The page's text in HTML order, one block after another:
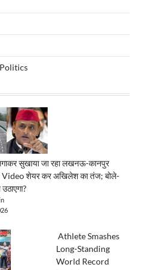
सुखाया जा रहा लखनऊ-कानपुर
Video शेयर कर अखिलेश का तंज; बोले-
Athlete Smashes
Long-Standing
World Record